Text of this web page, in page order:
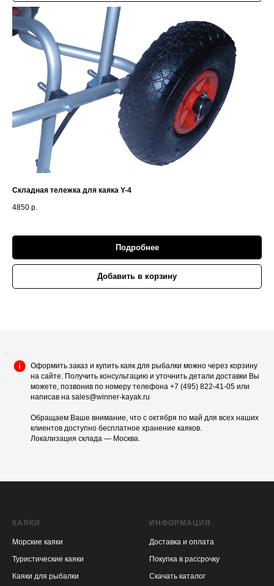
Складная тележка для каяка Y-4
4850 р.
Подробнее
Добавить в корзину
Оформить заказ и купить каяк для рыбалки можно через корзину
на сайте. Получить консультацию и уточнить детали доставки Вы
можете, позвонив по номеру телефона +7 (495) 822-41-05 или
написав на sales@winner-kayak.ru
Обращаем Ваше внимание, что с октября по май для всех наших
клиентов доступно бесплатное хранение каяков.
Локализация склада — Москва.
КАЯКИ
Морские каяки
Туристические каяки
Каяки для рыбалки
ИНФОРМАЦИЯ
Доставка и оплата
Покупка в рассрочку
Скачать каталог